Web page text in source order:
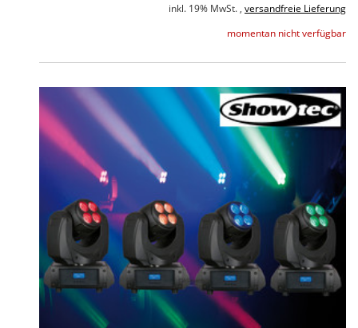
inkl. 19% MwSt. , versandfreie Lieferung
momentan nicht verfügbar